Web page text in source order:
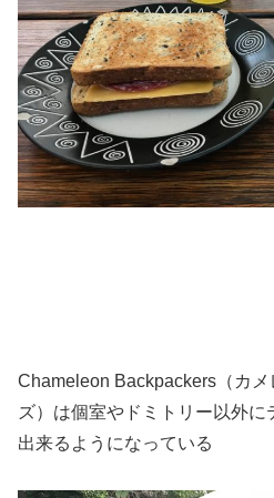
Chameleon Backpackers（カ
ズ）は個室やドミトリー以外に
出来るようになっている